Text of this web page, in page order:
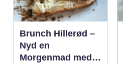
Brunch Hillerød –
Nyd en
Morgenmad med